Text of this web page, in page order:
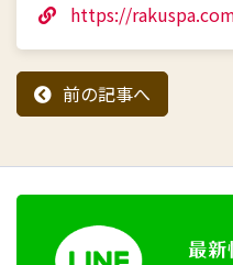
https://
前の記事へ